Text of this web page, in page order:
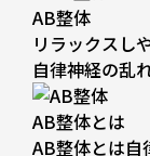
AB整体
リラックスし
自律神経の乱
AB整体とは
AB整体とは自